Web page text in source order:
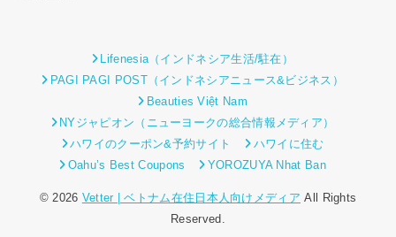
Lifenesia（インドネシア生活/駐在）
PAGI PAGI POST（インドネシアニュース&ビジネス）
Beauties Việt Nam
NYジャピオン（ニューヨークの総合情報メディア）
ハワイのクーポン&予約サイト
ハワイに住む
Oahu’s Best Coupons
YOROZUYA Nhat Ban
© 2026 Vetter | ベトナム在住日本人向けメディア All Rights
Reserved.